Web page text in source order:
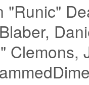
"Runic"